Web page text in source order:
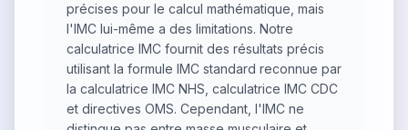
précises pour le calcul mathématique, mais
l'IMC lui-même a des limitations. Notre
calculatrice IMC fournit des résultats précis
utilisant la formule IMC standard reconnue par
la calculatrice IMC NHS, calculatrice IMC CDC
et directives OMS. Cependant, l'IMC ne